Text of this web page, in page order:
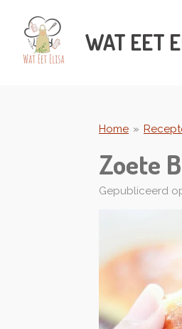
direct
WAT EET
Home »
Zoete
Gepubliceerd